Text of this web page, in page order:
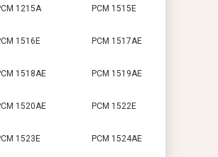
1215A PCM 1515E
1516E PCM 1517AE
1518AE PCM 1519AE
1520AE PCM 1522E
1523E PCM 1524AE